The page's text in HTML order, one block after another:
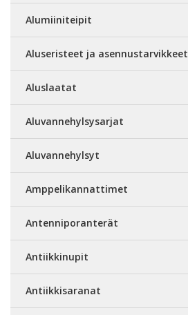
Alumiiniteipit
Aluseristeet ja asennustarvikkeet
Aluslaatat
Aluvannehylsysarjat
Aluvannehylsyt
Amppelikannattimet
Antenniporanterät
Antiikkinupit
Antiikkisaranat